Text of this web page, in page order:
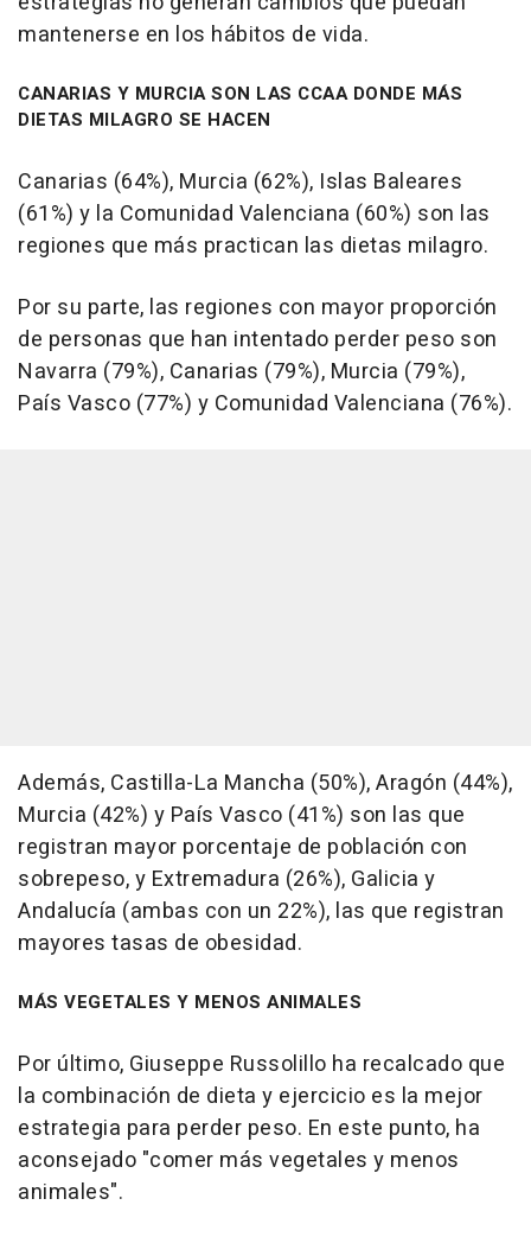
mantenerse en los hábitos de vida.
CANARIAS Y MURCIA SON LAS CCAA DONDE MÁS
DIETAS MILAGRO SE HACEN
Canarias (64%), Murcia (62%), Islas Baleares
(61%) y la Comunidad Valenciana (60%) son las
regiones que más practican las dietas milagro.
Por su parte, las regiones con mayor proporción
de personas que han intentado perder peso son
Navarra (79%), Canarias (79%), Murcia (79%),
País Vasco (77%) y Comunidad Valenciana (76%).
Además, Castilla-La Mancha (50%), Aragón (44%),
Murcia (42%) y País Vasco (41%) son las que
registran mayor porcentaje de población con
sobrepeso, y Extremadura (26%), Galicia y
Andalucía (ambas con un 22%), las que registran
mayores tasas de obesidad.
MÁS VEGETALES Y MENOS ANIMALES
Por último, Giuseppe Russolillo ha recalcado que
la combinación de dieta y ejercicio es la mejor
estrategia para perder peso. En este punto, ha
aconsejado "comer más vegetales y menos
animales".